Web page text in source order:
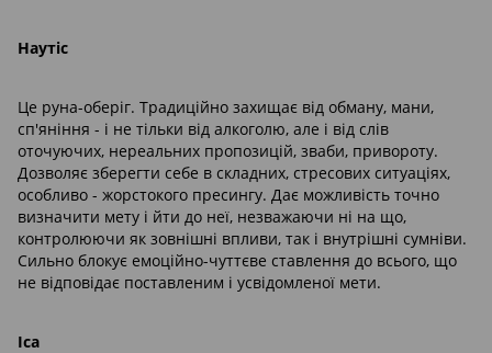
Наутіс
Це руна-оберіг. Традиційно захищає від обману, мани,
сп'яніння - і не тільки від алкоголю, але і від слів
оточуючих, нереальних пропозицій, зваби, привороту.
Дозволяє зберегти себе в складних, стресових ситуаціях,
особливо - жорстокого пресингу. Дає можливість точно
визначити мету і йти до неї, незважаючи ні на що,
контролюючи як зовнішні впливи, так і внутрішні сумніви.
Сильно блокує емоційно-чуттєве ставлення до всього, що
не відповідає поставленим і усвідомленої мети.
Іса